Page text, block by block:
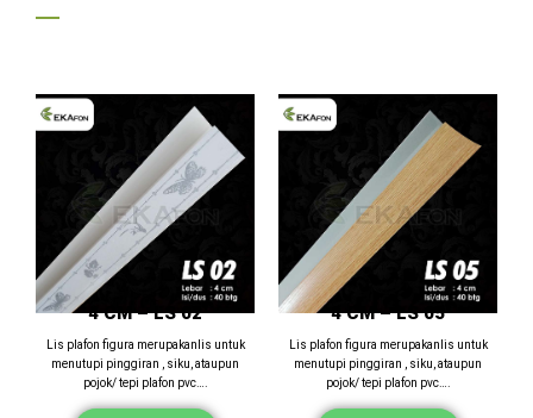
—
4 CM – LS 02
Lis plafon figura merupakanlis untuk
menutupi pinggiran , siku, ataupun
pojok/ tepi plafon pvc….
4 CM – LS 05
Lis plafon figura merupakanlis untuk
menutupi pinggiran , siku, ataupun
pojok/ tepi plafon pvc….